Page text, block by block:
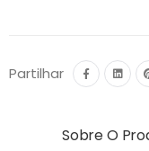
Partilhar
Sobre O